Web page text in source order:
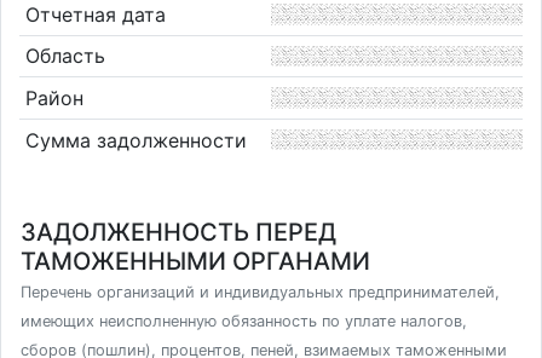
Отчетная дата
Область
Район
Сумма задолженности
ЗАДОЛЖЕННОСТЬ ПЕРЕД
ТАМОЖЕННЫМИ ОРГАНАМИ
Перечень организаций и индивидуальных предпринимателей,
имеющих неисполненную обязанность по уплате налогов,
сборов (пошлин), процентов, пеней, взимаемых таможенными